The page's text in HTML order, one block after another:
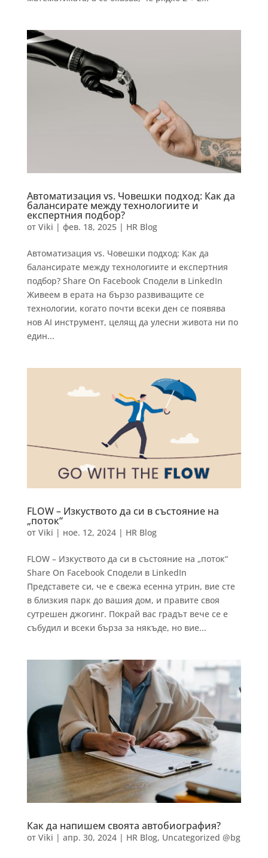
Автоматизация vs. Човешки подход: Как да
балансирате между технологиите и
експертния подбор?
от Viki | фев. 18, 2025| HR Blog
Автоматизация vs. Човешки подход: Как да
балансирате между технологиите и експертния
подбор? Share On Facebook Сподели в LinkedIn
Живеем в ерата на бързо развиващите се
технологии, когато почти всеки ден се появява
нов AI инструмент, целящ да улесни живота ни по
един...
FLOW – Изкуството да си в състояние на
„поток“
от Viki | ное. 12, 2024| HR Blog
FLOW – Изкуството да си в състояние на „поток“
Share On Facebook Сподели в LinkedIn
Представете си, че e свежа есенна утрин, вие сте
в близкия парк до вашия дом, и правите своя
сутрешен джогинг. Покрай вас градът вече се е
събудил и всеки бърза за някъде, но вие...
Как да напишем своята автобиография?
от Viki | апр. 30, 2024| HR Blog, Uncategorized @bg